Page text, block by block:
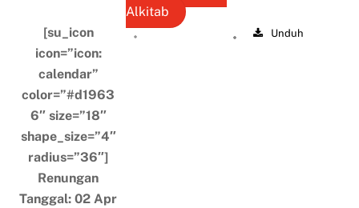
Alkitab
[su_icon
icon=”icon:
calendar”
color=”#d1963
6″ size=”18″
shape_size=”4″
radius=”36″]
Renungan
Tanggal: 02 Apr
Unduh